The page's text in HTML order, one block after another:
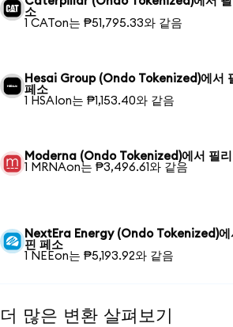
소
1 CATon는 ₱51,795.33와 같음
Hesai Group (Ondo Tokenized)에서
페소
1 HSAIon는 ₱1,153.40와 같음
Moderna (Ondo Tokenized)에서 필
1 MRNAon는 ₱3,496.61와 같음
NextEra Energy (Ondo Tokenized)에
핀 페소
1 NEEon는 ₱5,193.92와 같음
더 많은 변환 살펴보기